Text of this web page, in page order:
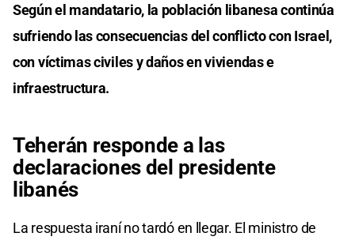
Según el mandatario, la población libanesa continúa
sufriendo las consecuencias del conflicto con Israel,
con víctimas civiles y daños en viviendas e
infraestructura.
Teherán responde a las
declaraciones del presidente
libanés
La respuesta iraní no tardó en llegar. El ministro de